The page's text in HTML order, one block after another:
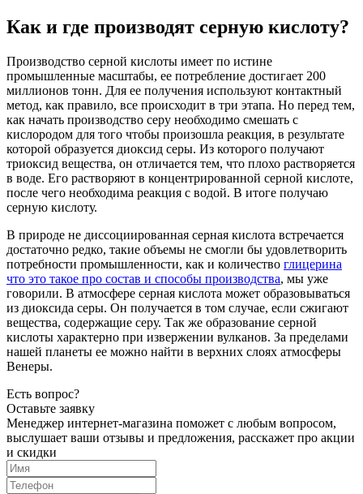
Как и где производят серную кислоту?
Производство серной кислоты имеет по истине
промышленные масштабы, ее потребление достигает 200
миллионов тонн. Для ее получения используют контактный
метод, как правило, все происходит в три этапа. Но перед тем,
как начать производство серу необходимо смешать с
кислородом для того чтобы произошла реакция, в результате
которой образуется диоксид серы. Из которого получают
триоксид вещества, он отличается тем, что плохо растворяется
в воде. Его растворяют в концентрированной серной кислоте,
после чего необходима реакция с водой. В итоге получаю
серную кислоту.
В природе не диссоциированная серная кислота встречается
достаточно редко, такие объемы не смогли бы удовлетворить
потребности промышленности, как и количество глицерина
что это такое про состав и способы производства, мы уже
говорили. В атмосфере серная кислота может образовываться
из диоксида серы. Он получается в том случае, если сжигают
вещества, содержащие серу. Так же образование серной
кислоты характерно при извержении вулканов. За пределами
нашей планеты ее можно найти в верхних слоях атмосферы
Венеры.
Есть вопрос?
Оставьте заявку
Менеджер интернет-магазина поможет с любым вопросом,
выслушает ваши отзывы и предложения, расскажет про акции
и скидки